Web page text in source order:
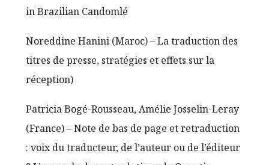
in Brazilian Candomlé
Noreddine Hanini (Maroc) – La traduction des
titres de presse, stratégies et effets sur la
réception)
Patricia Bogé-Rousseau, Amélie Josselin-Leray
(France) – Note de bas de page et retraduction
: voix du traducteur, de l’auteur ou de l’éditeur